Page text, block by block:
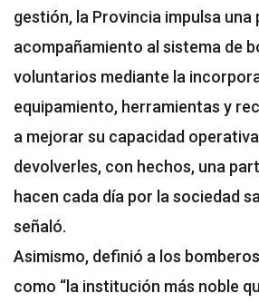
gestión, la Provincia impulsa una
acompañamiento al sistema de
voluntarios mediante la
equipamiento, herramientas y
a mejorar su capacidad
devolverles, con hechos, una
hacen cada día por la sociedad
señaló.
Asimismo, definió a los
como “la institución más noble